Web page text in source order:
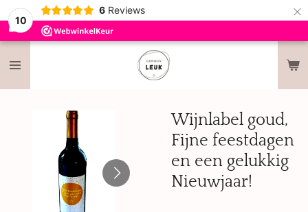
10
6 Reviews ×
Wijnlabel goud,
Fijne feestdagen
en een gelukkig
Nieuwjaar!